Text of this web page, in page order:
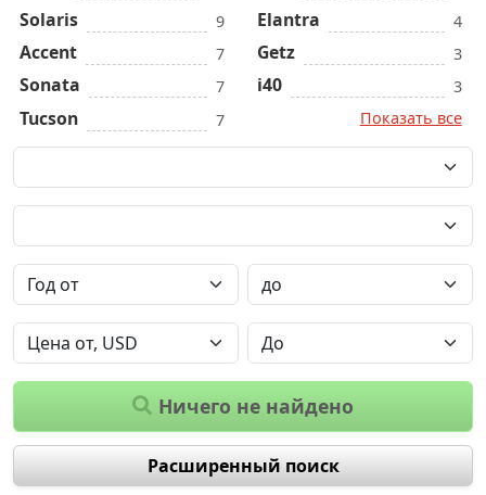
Solaris 9
Accent 7
Sonata 7
Tucson 7
Elantra 4
Getz 3
i40
3
Показать все
Ничего не найдено
Расширенный поиск